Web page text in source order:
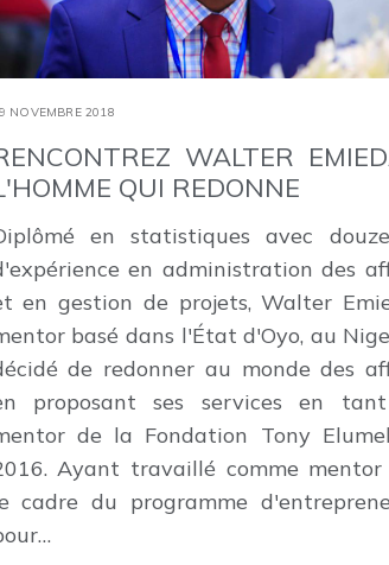
NOVEMBRE 2018
WALTER
QUI REDONNE
en statistiques avec
en administration des
en gestion de projets, Walter
basé dans l'État d'Oyo, au
de redonner au monde des
proposant ses services en
de la Fondation Tony
Ayant travaillé comme mentor
cadre du programme